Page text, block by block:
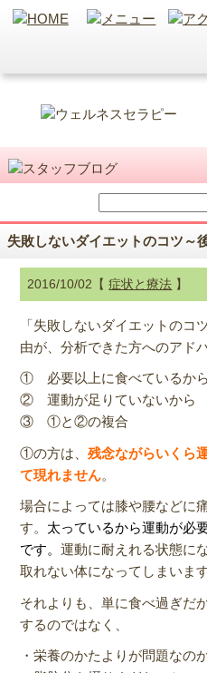
失敗しないダイエットのコツ～
2016/10/02【症状と療法 】
「失敗しないダイエットのコ
由が、分析できた方へのアド
① 必要以上に食べているから
② 運動が足りていないから
③ ①と②の複合
①の方は、残念ながらいくら
て現れません。
場合によっては膝や腰などに
す。 太っているから運動が必
です。運動に耐えれる状態に
取れない体になってしまいます
それよりも、単に食べ過ぎだ
するのではなく、
・栄養のかたよりが問題なの